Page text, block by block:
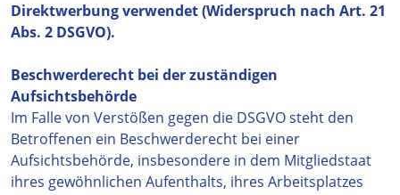
Direktwerbung verwendet (Widerspruch nach Art. 21
Abs. 2 DSGVO).
Beschwerderecht bei der zuständigen
Aufsichtsbehörde
Im Falle von Verstößen gegen die DSGVO steht den
Betroffenen ein Beschwerderecht bei einer
Aufsichtsbehörde, insbesondere in dem Mitgliedstaat
ihres gewöhnlichen Aufenthalts, ihres Arbeitsplatzes